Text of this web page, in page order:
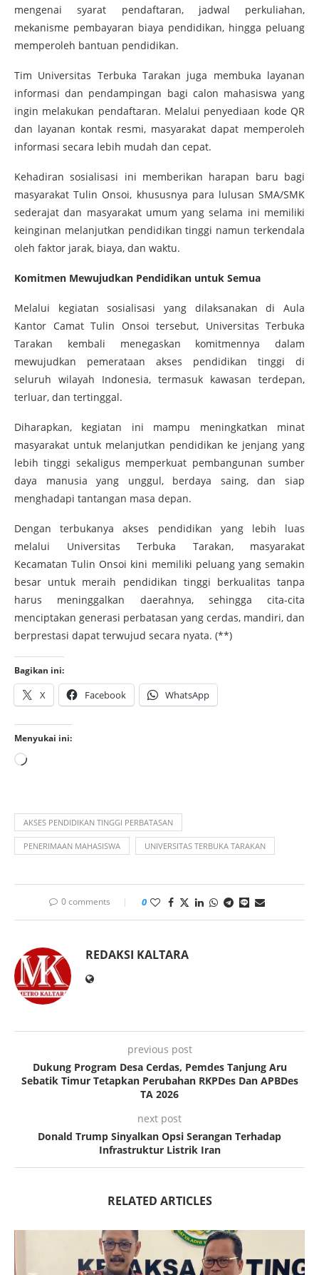
mengenai syarat pendaftaran, jadwal perkuliahan,
mekanisme pembayaran biaya pendidikan, hingga peluang
memperoleh bantuan pendidikan.
Tim Universitas Terbuka Tarakan juga membuka layanan
informasi dan pendampingan bagi calon mahasiswa yang
ingin melakukan pendaftaran. Melalui penyediaan kode QR
dan layanan kontak resmi, masyarakat dapat memperoleh
informasi secara lebih mudah dan cepat.
Kehadiran sosialisasi ini memberikan harapan baru bagi
masyarakat Tulin Onsoi, khususnya para lulusan SMA/SMK
sederajat dan masyarakat umum yang selama ini memiliki
keinginan melanjutkan pendidikan tinggi namun terkendala
oleh faktor jarak, biaya, dan waktu.
Komitmen Mewujudkan Pendidikan untuk Semua
Melalui kegiatan sosialisasi yang dilaksanakan di Aula
Kantor Camat Tulin Onsoi tersebut, Universitas Terbuka
Tarakan kembali menegaskan komitmennya dalam
mewujudkan pemerataan akses pendidikan tinggi di
seluruh wilayah Indonesia, termasuk kawasan terdepan,
terluar, dan tertinggal.
Diharapkan, kegiatan ini mampu meningkatkan minat
masyarakat untuk melanjutkan pendidikan ke jenjang yang
lebih tinggi sekaligus memperkuat pembangunan sumber
daya manusia yang unggul, berdaya saing, dan siap
menghadapi tantangan masa depan.
Dengan terbukanya akses pendidikan yang lebih luas
melalui Universitas Terbuka Tarakan, masyarakat
Kecamatan Tulin Onsoi kini memiliki peluang yang semakin
besar untuk meraih pendidikan tinggi berkualitas tanpa
harus meninggalkan daerahnya, sehingga cita-cita
menciptakan generasi perbatasan yang cerdas, mandiri, dan
berprestasi dapat terwujud secara nyata. (**)
Bagikan ini:
X Facebook WhatsApp
Menyukai ini:
AKSES PENDIDIKAN TINGGI PERBATASAN
PENERIMAAN MAHASISWA UNIVERSITAS TERBUKA TARAKAN
0 comments 0
REDAKSI KALTARA
previous post
Dukung Program Desa Cerdas, Pemdes Tanjung Aru
Sebatik Timur Tetapkan Perubahan RKPDes Dan APBDes
TA 2026
next post
Donald Trump Sinyalkan Opsi Serangan Terhadap
Infrastruktur Listrik Iran
RELATED ARTICLES